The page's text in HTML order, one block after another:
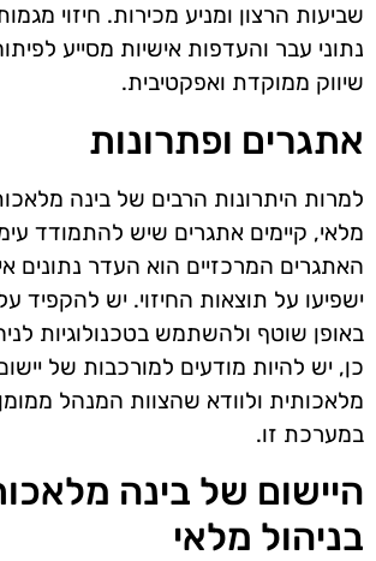
שביעות הרצון ומניע מכירות. חיזוי
נתוני עבר והעדפות אישיות מסייע
שיווק ממוקדת ואפקטיבית.
אתגרים ופתרונות
למרות היתרונות הרבים של בינה
מלאי, קיימים אתגרים שיש להתמודד
האתגרים המרכזיים הוא העדר נתונים
ישפיעו על תוצאות החיזוי. יש להקפיד
באופן שוטף ולהשתמש בטכנולוגיות
כן, יש להיות מודעים למורכבות של
מלאכותית ולוודא שהצוות המנהל
במערכת זו.
היישום של בינה
בניהול מלאי